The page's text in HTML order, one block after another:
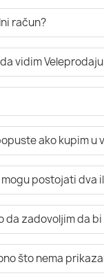
račun?
vidim Veleprodaju
ako kupim u
mogu postojati
da zadovoljim da
što nema